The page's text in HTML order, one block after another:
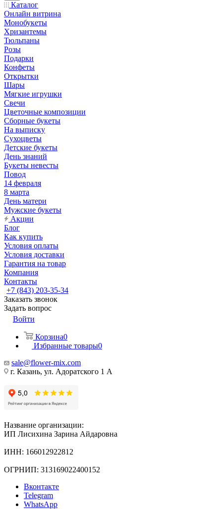
Каталог
Онлайн витрина
Монобукеты
Хризантемы
Тюльпаны
Розы
Подарки
Конфеты
Открытки
Шары
Мягкие игрушки
Свечи
Цветочные композиции
Сборные букеты
На выписку
Сухоцветы
Детские букеты
День знаний
Букеты невесты
Повод
14 февраля
8 марта
День матери
Мужские букеты
Акции
Блог
Как купить
Условия оплаты
Условия доставки
Гарантия на товар
Компания
Контакты
+7 (843) 203-35-34
Заказать звонок
Задать вопрос
Войти
Корзина0
Избранные товары0
sale@flower-mix.com
г. Казань, ул. Адоратского 1 А
Название организации:
ИП Лисихина Зарина Айдаровна
ИНН: 166012922812
ОГРНИП: 313169022400152
Вконтакте
Telegram
WhatsApp